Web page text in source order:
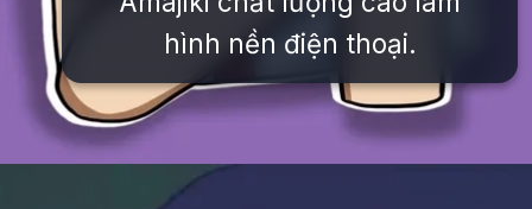
hình nền điện thoại.
https://issiloo.edu.vn/tamaki-amajiki